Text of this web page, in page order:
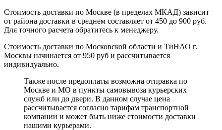
Стоимость доставки по Москве (в пределах МКАД) зависит
от района доставки в среднем составляет от 450 до 900 руб.
Для точного расчета обратитесь к менеджеру.
Стоимость доставки по Московской области и ТиНАО г.
Москвы начинается от 950 руб и рассчитывается
индивидуально.
Также после предоплаты возможна отправка по
Москве и МО в пункты самовывоза курьерских
служб или до двери. В данном случае цена
рассчитывается согласно тарифам транспортной
компании и может быть ниже стоимости доставки
нашими курьерами.